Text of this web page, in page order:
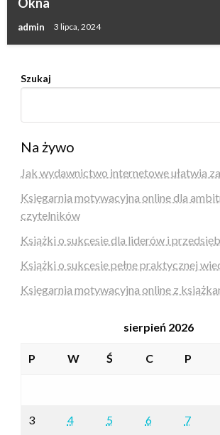
admin 3 lipca, 2024
Szukaj
Na żywo
Jak wydawnictwo internetowe ułatwia
Księgarnia motywacyjna online dla
czytelników
Książki o sukcesie dla liderów i
Książki o sukcesie pełne praktycznej
Księgarnia motywacyjna online z
sierpień 2026
P W Ś C P
3 4 5 6 7